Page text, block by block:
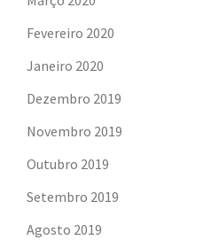
Fevereiro 2020
Janeiro 2020
Dezembro 2019
Novembro 2019
Outubro 2019
Setembro 2019
Agosto 2019